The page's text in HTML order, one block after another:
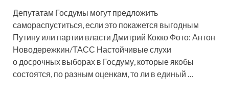
Депутатам Госдумы могут предложить
самораспуститься, если это покажется выгодным
Путину или партии власти Дмитрий Кокко Фото: Антон
Новодережкин/ТАСС Настойчивые слухи
о досрочных выборах в Госдуму, которые якобы
состоятся, по разным оценкам, то ли в единый …